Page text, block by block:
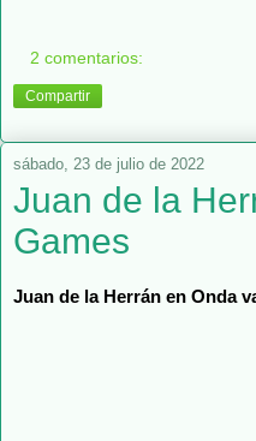
2 comentarios:
Compartir
sábado, 23 de julio de 2022
Juan de la
Games
Juan de la Herrán en Onda